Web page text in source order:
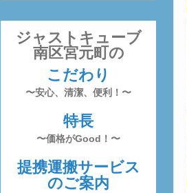
ジャストキューブ
南区宮元町の
こだわり
〜安心、清潔、便利！〜
特長
〜価格がGood！〜
提携運搬サービス
のご案内